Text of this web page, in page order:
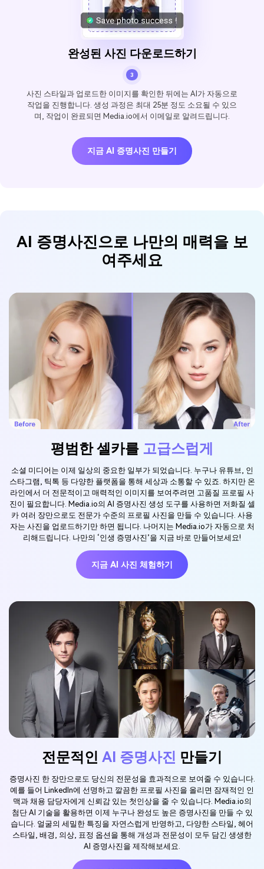
완성된 사진 다운로드하기
3
사진 스타일과 업로드한 이미지를 확인한 뒤에는 AI가 자동으로
작업을 진행합니다. 생성 과정은 최대 25분 정도 소요될 수 있으
며, 작업이 완료되면 Media.io에서 이메일로 알려드립니다.
지금 AI 증명사진 만들기
AI 증명사진으로 나만의 매력을 보
여주세요
평범한 셀카를 고급스럽게
소셜 미디어는 이제 일상의 중요한 일부가 되었습니다. 누구나 유튜브, 인
스타그램, 틱톡 등 다양한 플랫폼을 통해 세상과 소통할 수 있죠. 하지만 온
라인에서 더 전문적이고 매력적인 이미지를 보여주려면 고품질 프로필 사
진이 필요합니다. Media.io의 AI 증명사진 생성 도구를 사용하면 저화질 셀
카 여러 장만으로도 전문가 수준의 프로필 사진을 만들 수 있습니다. 사용
자는 사진을 업로드하기만 하면 됩니다. 나머지는 Media.io가 자동으로 처
리해드립니다. 나만의 ‘인생 증명사진’을 지금 바로 만들어보세요!
지금 AI 사진 체험하기
전문적인 AI 증명사진 만들기
증명사진 한 장만으로도 당신의 전문성을 효과적으로 보여줄 수 있습니다.
예를 들어 LinkedIn에 선명하고 깔끔한 프로필 사진을 올리면 잠재적인 인
맥과 채용 담당자에게 신뢰감 있는 첫인상을 줄 수 있습니다. Media.io의
첨단 AI 기술을 활용하면 이제 누구나 완성도 높은 증명사진을 만들 수 있
습니다. 얼굴의 세밀한 특징을 자연스럽게 반영하고, 다양한 스타일, 헤어
스타일, 배경, 의상, 표정 옵션을 통해 개성과 전문성이 모두 담긴 생생한
AI 증명사진을 제작해보세요.